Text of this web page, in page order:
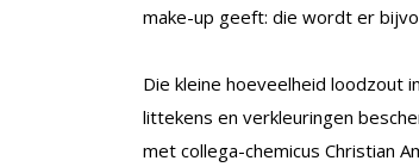
make-up geeft: die wordt er
Die kleine hoeveelheid loodzout
littekens en verkleuringen
met collega-chemicus Christian